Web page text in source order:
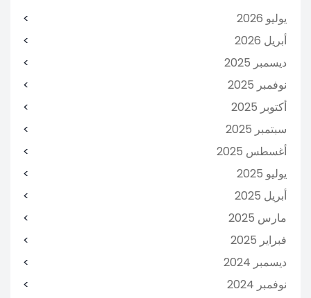
يوليو 2026
أبريل 2026
ديسمبر 2025
نوفمبر 2025
أكتوبر 2025
سبتمبر 2025
أغسطس 2025
يوليو 2025
أبريل 2025
مارس 2025
فبراير 2025
ديسمبر 2024
نوفمبر 2024